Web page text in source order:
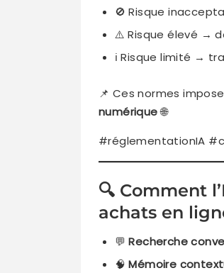
🚫 Risque
⚠️ Risque élevé →
ℹ️ Risque limité →
📌 Ces normes
numérique🌐
#réglementationIA
🔍 Comment
achats en
💬Recherche
🧠Mémoire